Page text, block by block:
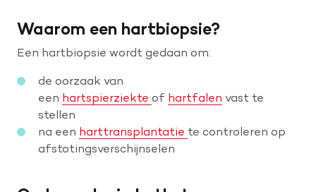
Help mee met tijd
Waarom een hartbiopsie?
Een hartbiopsie wordt gedaan om:
de oorzaak van
een hartspierziekte of hartfalen vast te
stellen
na een harttransplantatie te controleren op
afstotingsverschijnselen